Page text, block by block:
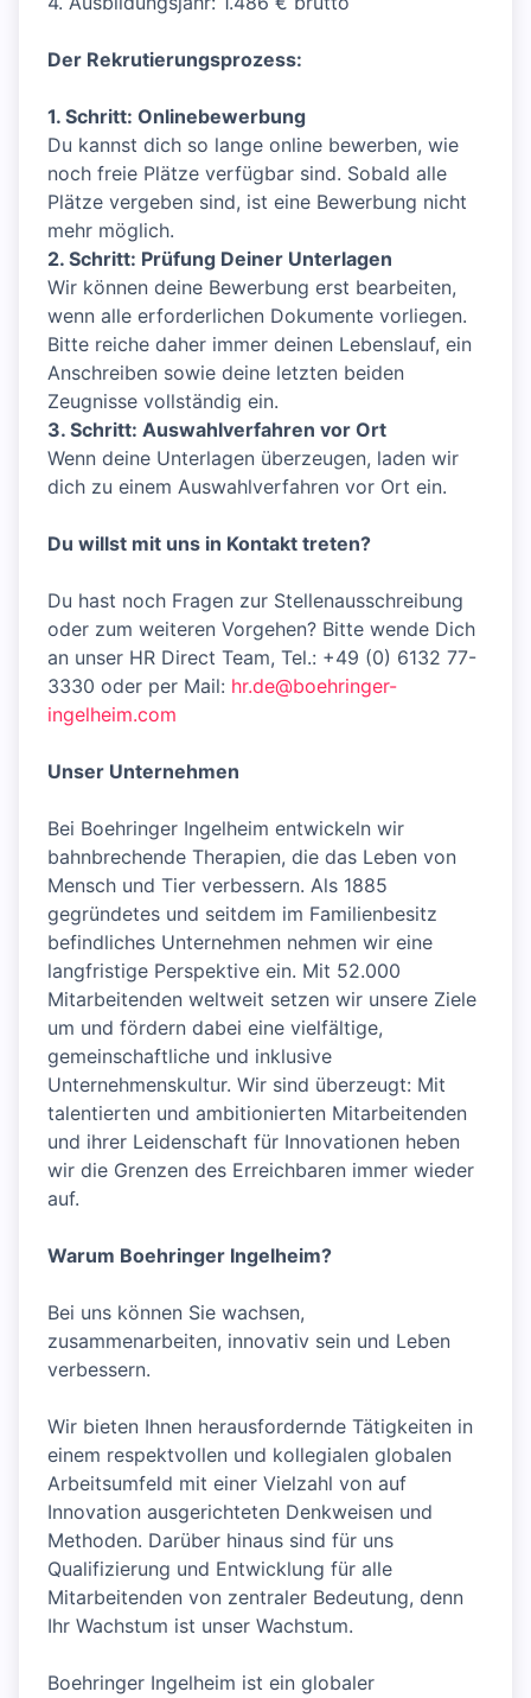
Der Rekrutierungsprozess:
1. Schritt: Onlinebewerbung
Du kannst dich so lange online bewerben, wie
noch freie Plätze verfügbar sind. Sobald alle
Plätze vergeben sind, ist eine Bewerbung nicht
mehr möglich.
2. Schritt: Prüfung Deiner Unterlagen
Wir können deine Bewerbung erst bearbeiten,
wenn alle erforderlichen Dokumente vorliegen.
Bitte reiche daher immer deinen Lebenslauf, ein
Anschreiben sowie deine letzten beiden
Zeugnisse vollständig ein.
3. Schritt: Auswahlverfahren vor Ort
Wenn deine Unterlagen überzeugen, laden wir
dich zu einem Auswahlverfahren vor Ort ein.
Du willst mit uns in Kontakt treten?
Du hast noch Fragen zur Stellenausschreibung
oder zum weiteren Vorgehen? Bitte wende Dich
an unser HR Direct Team, Tel.: +49 (0) 6132 77-
3330 oder per Mail: hr.de@boehringer-
ingelheim.com
Unser Unternehmen
Bei Boehringer Ingelheim entwickeln wir
bahnbrechende Therapien, die das Leben von
Mensch und Tier verbessern. Als 1885
gegründetes und seitdem im Familienbesitz
befindliches Unternehmen nehmen wir eine
langfristige Perspektive ein. Mit 52.000
Mitarbeitenden weltweit setzen wir unsere Ziele
um und fördern dabei eine vielfältige,
gemeinschaftliche und inklusive
Unternehmenskultur. Wir sind überzeugt: Mit
talentierten und ambitionierten Mitarbeitenden
und ihrer Leidenschaft für Innovationen heben
wir die Grenzen des Erreichbaren immer wieder
auf.
Warum Boehringer Ingelheim?
Bei uns können Sie wachsen,
zusammenarbeiten, innovativ sein und Leben
verbessern.
Wir bieten Ihnen herausfordernde Tätigkeiten in
einem respektvollen und kollegialen globalen
Arbeitsumfeld mit einer Vielzahl von auf
Innovation ausgerichteten Denkweisen und
Methoden. Darüber hinaus sind für uns
Qualifizierung und Entwicklung für alle
Mitarbeitenden von zentraler Bedeutung, denn
Ihr Wachstum ist unser Wachstum.
Boehringer Ingelheim ist ein globaler